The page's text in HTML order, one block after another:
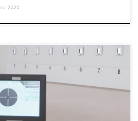
2020
gingen leider alle verloren. Den
auf eigenem Stand 1013 : 1058, den
: 976 und den dritten auf eigenem